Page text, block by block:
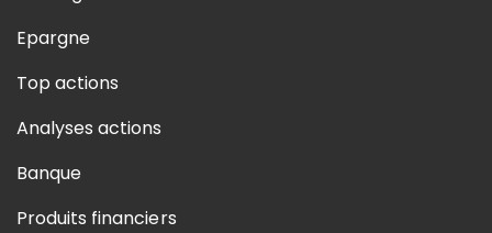
Epargne
Top actions
Analyses actions
Banque
Produits financiers